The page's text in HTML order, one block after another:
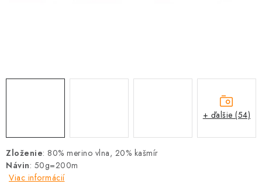
Zloženie: 80% merino vlna, 20% kašmír
Návin: 50g=200m
Viac informácií
+ ďalšie (54)